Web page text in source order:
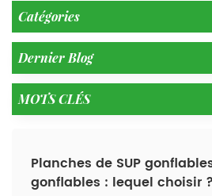
Catégories
Dernier Blog
MOTS CLÉS
Planches de SUP
gonflables : lequel choisir ?